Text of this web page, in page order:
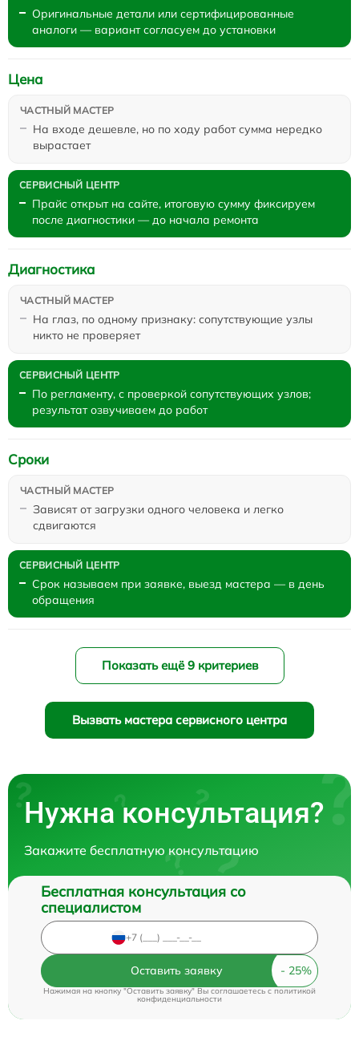
Оригинальные детали или сертифицированные
аналоги — вариант согласуем до установки
На входе дешевле, но по ходу работ сумма нередко
вырастает
Цена
Прайс открыт на сайте, итоговую сумму фиксируем
после диагностики — до начала ремонта
На глаз, по одному признаку: сопутствующие узлы
никто не проверяет
Диагностика
По регламенту, с проверкой сопутствующих узлов;
результат озвучиваем до работ
Зависят от загрузки одного человека и легко
сдвигаются
Сроки
Срок называем при заявке, выезд мастера — в день
обращения
Показать ещё 9 критериев
Вызвать мастера сервисного центра
Нужна консультация?
Закажите бесплатную консультацию
Бесплатная консультация со
специалистом
Оставить заявку
Нажимая на кнопку "Оставить заявку" Вы соглашаетесь cполитикой
конфиденциальности